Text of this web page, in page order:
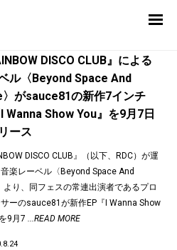
DISCO CLUB』による
ル〈Beyond Space And
がsauce81の新作7インチ
I Wanna Show You』を9月7日
ース
DISCO CLUB』（以下、RDC）が運
楽レーベル〈Beyond Space And
より、同フェスの常連出演者であるプロ
ーのsauce81が新作EP『I Wanna Show
9月7 ...READ MORE